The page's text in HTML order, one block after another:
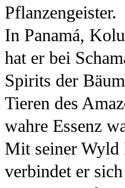
Pflanzengeister.
In Panamá,
hat er bei
Spirits der
Tieren des
wahre Essenz
Mit seiner Wyld
verbindet er